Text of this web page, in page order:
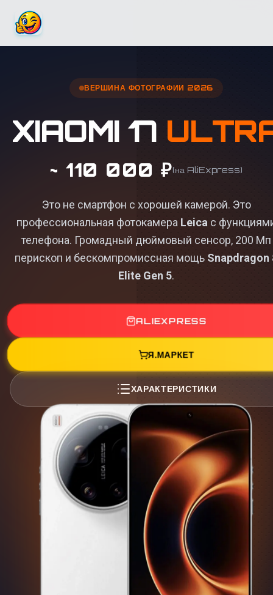
ВЕРШИНА ФОТОГРАФИИ 2026
XIAOMI 17
~ 110 000 ₽(на AliExpress)
Это не смартфон с хорошей камерой. Это
профессиональная фотокамера Leica с
телефона. Громадный дюймовый сенсор, 200 Мп
перископ и бескомпромиссная мощь Snapdragon
Elite Gen 5.
ALIEXPRESS
Я.МАРКЕТ
ХАРАКТЕРИСТИКИ